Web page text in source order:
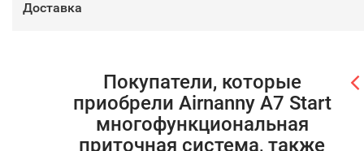
Доставка
Покупатели, которые
приобрели Airnanny A7 Start
многофункциональная
приточная система, также